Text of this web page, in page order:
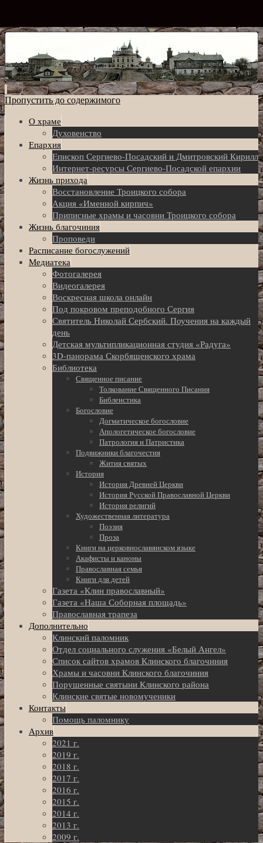
Пропустить до содержимого
О храме
Духовенство
Епархия
Eпископ Сергиево-Посадский и Дмитровский Кирилл
Интернет-ресурсы Сергиево-Посадской епархии
Жизнь прихода
Восстановление Троицкого собора
Акция «Именной кирпич»
Приписные храмы и часовни Троицкого собора
Жизнь благочиния
Проповеди
Расписание богослужений
Медиатека
Фотогалерея
Видеогалерея
Воскресная школа онлайн
Под покровом преподобного Сергия
Святитель Николай Сербский. Поучения на каждый
день
Детская мультипликационная студия «Радуга»
3D-панорама Скорбященского храма
Библиотека
Священное писание
Толкование Священного Писания
Библеистика
Богословие
Догматическое богословие
Апологетическое богословие
Патрология и Патристика
Подвижники благочестия
Жития святых
История
История Древней Церкви
История Русской Православной Церкви
История религий
Художественная литература
Поэзия
Проза
Книги на церковнославянском языке
Акафисты и каноны
Православная семья
Книги для детей
Газета «Клин православный»
Газета «Наша Соборная площадь»
Православная трапеза
Дополнительно
Клинский паломник
Отдел социального служения «Белый Ангел»
Список сайтов храмов Клинского благочиния
Храмы и часовни Клинского благочиния
Порушенные святыни Клинского района
Клинские святые новомученики
Контакты
Помощь паломнику
Архив
2021 г.
2019 г.
2018 г.
2017 г.
2016 г.
2015 г.
2014 г.
2013 г.
2009 г.